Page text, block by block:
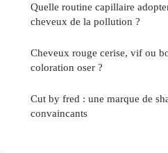
Quelle routine capillaire
cheveux de la pollution ?
Cheveux rouge cerise, vif ou
coloration oser ?
Cut by fred : une marque de
convaincants